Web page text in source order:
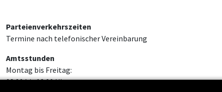
Parteienverkehrszeiten
Termine nach telefonischer Vereinbarung
Amtsstunden
Montag bis Freitag:
08:00 bis 12:00 Uhr